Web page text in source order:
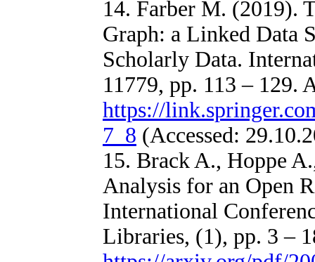
14. Farber M. (2019).
Graph: a Linked Data
Scholarly Data.
11779, pp. 113 – 129.
https://
7_8 (Accessed:
15. Brack A., Hoppe
Analysis for an Open
International
Libraries, (1), pp. 3 –